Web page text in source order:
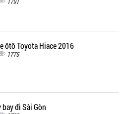
ôtô Toyota Hiace 2016
1775
bay đi Sài Gòn